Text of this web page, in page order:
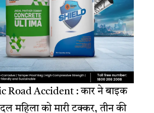
Road Accident : कार ने बाइक
महिला को मारी टक्कर, तीन की